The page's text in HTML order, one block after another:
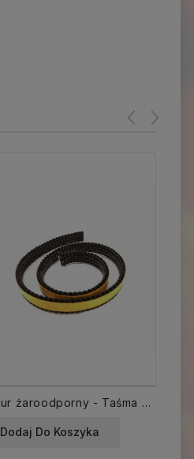
Sznur żaroodporny - Taśma TSG 10x3 termoizolacyjna
Dodaj Do Koszyka